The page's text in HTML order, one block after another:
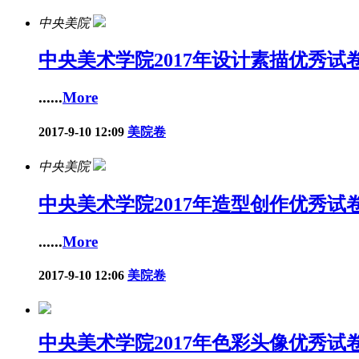
中央美院
中央美术学院2017年设计素描优秀试
......More
2017-9-10 12:09 美院卷
中央美院
中央美术学院2017年造型创作优秀试
......More
2017-9-10 12:06 美院卷
中央美术学院2017年色彩头像优秀试